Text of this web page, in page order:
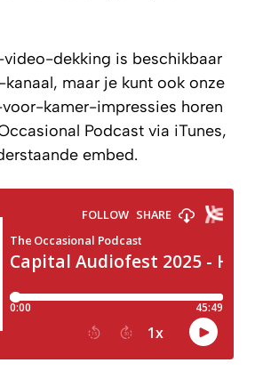
dekking is beschikbaar
maar je kunt ook onze
kamer-impressies horen
Podcast via iTunes,
embed.